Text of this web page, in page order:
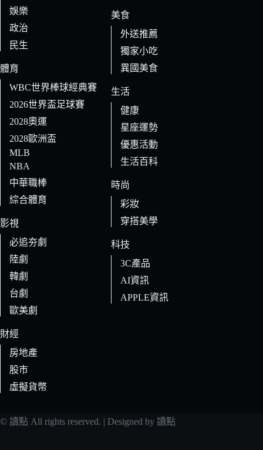
娛樂
政治
民生
體育
WBC世界棒球經典賽
2026世界盃足球賽
2028奧運
2028歐洲盃
MLB
NBA
中華職棒
綜合體育
影視
必追夯劇
陸劇
韓劇
台劇
歐美劇
財經
房地產
股市
虛擬貨幣
美食
外送推薦
獨家小吃
異國美食
生活
健康
星座運勢
優惠活動
生活百科
時尚
彩妝
穿搭美學
科技
3C產品
AI資訊
APPLE資訊
© 讀點 All rights reserved. | Designed by 讀點